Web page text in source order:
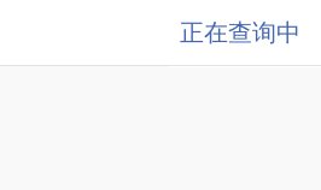
正在查询中